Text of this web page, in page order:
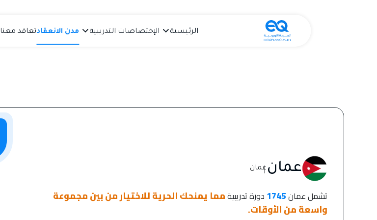
الرئيسية الإختصاصات التدريبية مدن الانعقادتعاقد معنا
عمان|
عمان
تشمل عمان1745 دورة تدريبيةمما يمنحك الحرية للاختيار من بين مجموعة
واسعة من الأوقات.